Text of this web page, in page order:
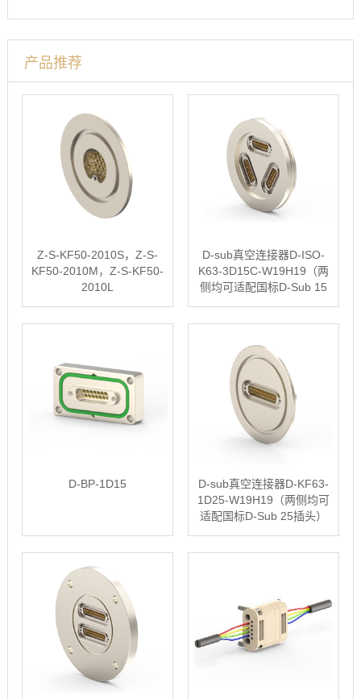
产品推荐
Z-S-KF50-2010S，Z-S-
KF50-2010M，Z-S-KF50-
2010L
D-sub真空连接器D-ISO-
K63-3D15C-W19H19（两
侧均可适配国标D-Sub 15
D-BP-1D15
D-sub真空连接器D-KF63-
1D25-W19H19（两侧均可
适配国标D-Sub 25插头）